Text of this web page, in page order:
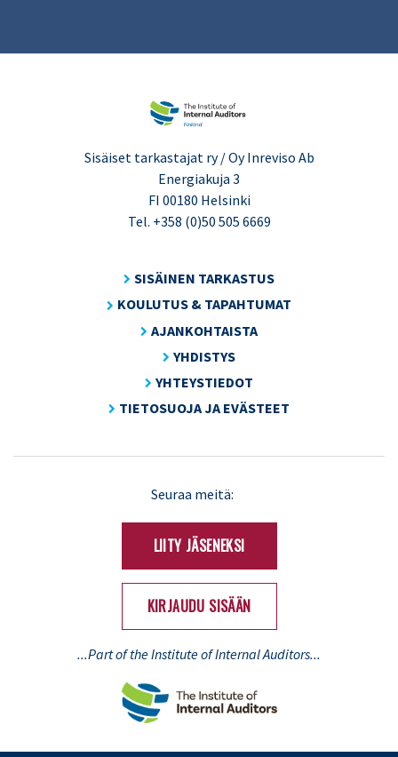
Sisäiset tarkastajat ry / Oy Inreviso Ab
Energiakuja 3
FI 00180 Helsinki
Tel. +358 (0)50 505 6669
SISÄINEN TARKASTUS
KOULUTUS & TAPAHTUMAT
AJANKOHTAISTA
YHDISTYS
YHTEYSTIEDOT
TIETOSUOJA JA EVÄSTEET
Seuraa meitä:
LIITY JÄSENEKSI
KIRJAUDU SISÄÄN
...Part of the Institute of Internal Auditors...